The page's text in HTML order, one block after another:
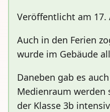
Veröffentlicht am 17.
Auch in den Ferien
wurde im Gebäude
Daneben gab es
Medienraum werden
der Klasse 3b